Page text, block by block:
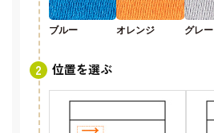
ブルー オレンジ グレー
位置を選ぶ